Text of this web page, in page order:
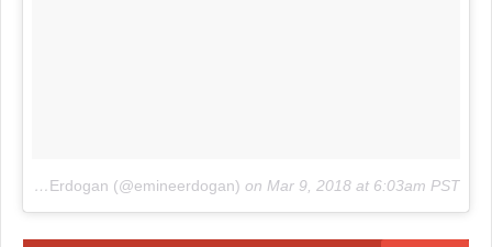
A post shared by Emine Erdogan (@emineerdogan) on Mar 9, 2018 at 6:03am PST